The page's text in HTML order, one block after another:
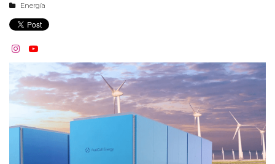
Energía
 